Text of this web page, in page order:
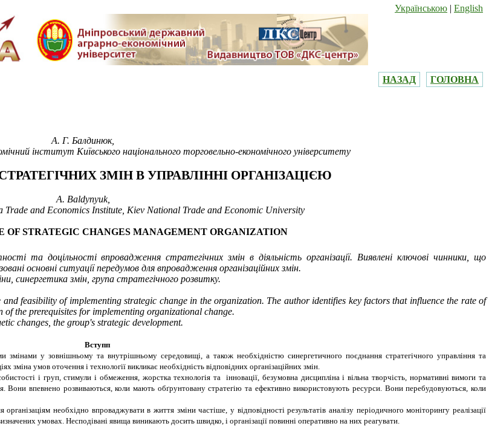
Українською | English
НАЗАД ГОЛОВНА
А. Г. Балдинюк,
інститут Київського національного торговельно-економічного університету
ЗМІН В УПРАВЛІННІ ОРГАНІЗАЦІЄЮ
A. Baldynyuk,
Trade and Economics Institute, Kiev National Trade and Economic University
OF STRATEGIC CHANGES MANAGEMENT ORGANIZATION
та доцільності впровадження стратегічних змін в діяльність організації. Виявлені ключові чинники, що
основні ситуації передумов для впровадження організаційних змін.
синергетика змін, група стратегічного розвитку.
feasibility of implementing strategic change in the organization. The author identifies key factors that influence the rate of
the prerequisites for implementing organizational change.
changes, the group's strategic development.
Вступп
змінами у зовнішньому та внутрішньому середовищі, а також необхідністю синергетичного поєднання стратегічного управління та
умов оточення і технології викликає необхідність відповідних організаційних змін.
і груп, стимули і обмеження, жорстка технологія та інновації, безумовна дисципліна і вільна творчість, нормативні вимоги та
Вони впевнено розвиваються, коли мають обґрунтовану стратегію та ефективно використовують ресурси. Вони перебудовуються, коли
необхідно впроваджувати в життя зміни частіше, у відповідності результатів аналізу періодичного моніторингу реалізації
умовах. Несподівані явища виникають досить швидко, і організації повинні оперативно на них реагувати.